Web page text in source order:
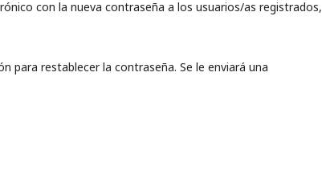
con la nueva contraseña a los usuarios/as registrados,
para restablecer la contraseña. Se le enviará una